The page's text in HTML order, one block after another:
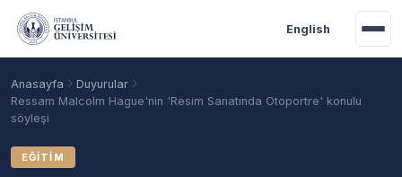
Ana içeriğe geç
English
Anasayfa
Duyurular
Ressam Malcolm Hague'nin 'Resim Sanatında Otoportre' konulu
söyleşi
EĞITIM